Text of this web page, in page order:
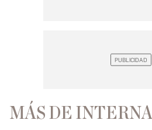
MÁS DE